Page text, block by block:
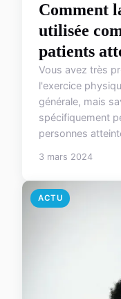
Comment
utilisée
patients
Vous avez très
l'exercice
générale, mais
spécifiquement
personnes
3 mars 2024
ACTU